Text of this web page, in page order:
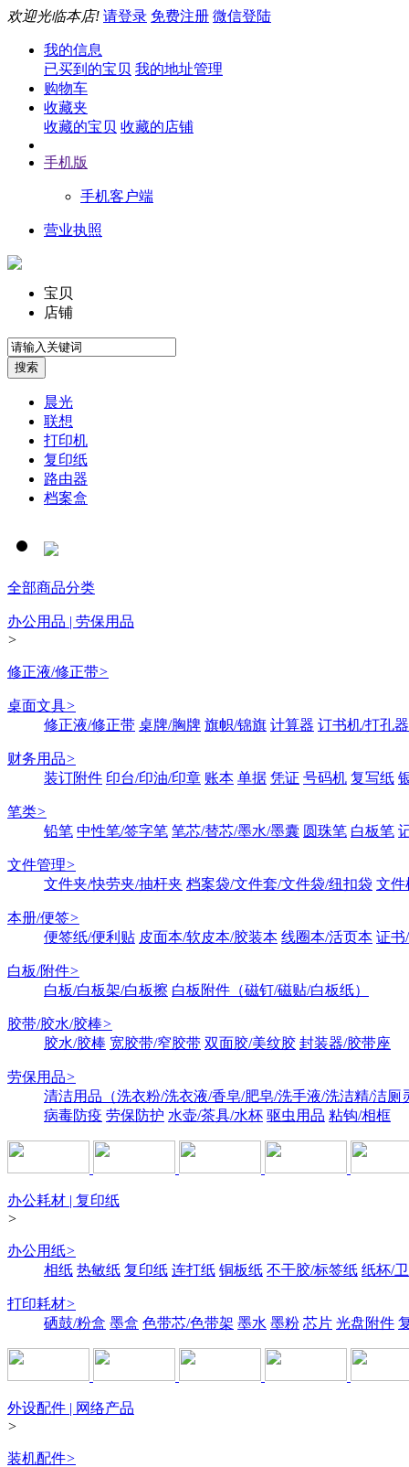
欢迎光临本店! 请登录 免费注册 微信登陆
我的信息
已买到的宝贝 我的地址管理
购物车
收藏夹
收藏的宝贝 收藏的店铺
手机版
手机客户端
营业执照
宝贝
店铺
晨光
联想
打印机
复印纸
路由器
档案盒
全部商品分类
办公用品 | 劳保用品
>
修正液/修正带>
桌面文具>
修正液/修正带 桌牌/胸牌 旗帜/锦旗 计算器 订书机/打孔器
财务用品>
装订附件 印台/印油/印章 账本 单据 凭证 号码机 复写纸
笔类>
铅笔 中性笔/签字笔 笔芯/替芯/墨水/墨囊 圆珠笔 白板笔
文件管理>
文件夹/快劳夹/抽杆夹 档案袋/文件套/文件袋/纽扣袋 文件
本册/便签>
便签纸/便利贴 皮面本/软皮本/胶装本 线圈本/活页本 证书
白板/附件>
白板/白板架/白板擦 白板附件（磁钉/磁贴/白板纸）
胶带/胶水/胶棒>
胶水/胶棒 宽胶带/窄胶带 双面胶/美纹胶 封装器/胶带座
劳保用品>
清洁用品（洗衣粉/洗衣液/香皂/肥皂/洗手液/洗洁精/洁厕
病毒防疫 劳保防护 水壶/茶具/水杯 驱虫用品 粘钩/相框
办公耗材 | 复印纸
>
办公用纸>
相纸 热敏纸 复印纸 连打纸 铜板纸 不干胶/标签纸 纸杯/
打印耗材>
硒鼓/粉盒 墨盒 色带芯/色带架 墨水 墨粉 芯片 光盘附件
外设配件 | 网络产品
>
装机配件>